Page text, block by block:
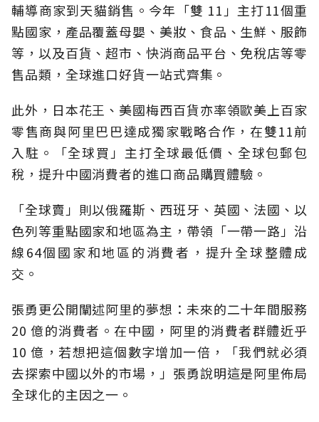
輔導商家到天貓銷售。今年「雙 11」主打11個重
點國家，產品覆蓋母嬰、美妝、食品、生鮮、服飾
等，以及百貨、超市、快消商品平台、免稅店等零
售品類，全球進口好貨一站式齊集。
此外，日本花王、美國梅西百貨亦率領歐美上百家
零售商與阿里巴巴達成獨家戰略合作，在雙11前
入駐。「全球買」主打全球最低價、全球包郵包
稅，提升中國消費者的進口商品購買體驗。
「全球賣」則以俄羅斯、西班牙、英國、法國、以
色列等重點國家和地區為主，帶領「一帶一路」沿
線64個國家和地區的消費者，提升全球整體成
交。
張勇更公開闡述阿里的夢想：未來的二十年間服務
20 億的消費者。在中國，阿里的消費者群體近乎
10 億，若想把這個數字增加一倍，「我們就必須
去探索中國以外的市場，」張勇說明這是阿里佈局
全球化的主因之一。